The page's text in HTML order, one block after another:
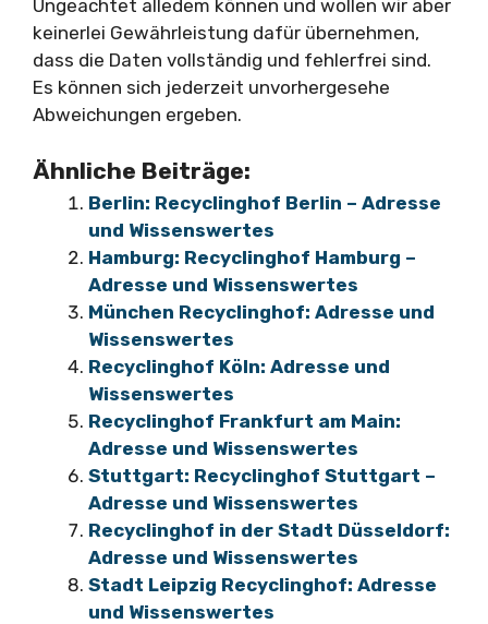
Ungeachtet alledem können und wollen wir aber
keinerlei Gewährleistung dafür übernehmen,
dass die Daten vollständig und fehlerfrei sind.
Es können sich jederzeit unvorhergesehe
Abweichungen ergeben.
Ähnliche Beiträge:
Berlin: Recyclinghof Berlin – Adresse
und Wissenswertes
Hamburg: Recyclinghof Hamburg –
Adresse und Wissenswertes
München Recyclinghof: Adresse und
Wissenswertes
Recyclinghof Köln: Adresse und
Wissenswertes
Recyclinghof Frankfurt am Main:
Adresse und Wissenswertes
Stuttgart: Recyclinghof Stuttgart –
Adresse und Wissenswertes
Recyclinghof in der Stadt Düsseldorf:
Adresse und Wissenswertes
Stadt Leipzig Recyclinghof: Adresse
und Wissenswertes